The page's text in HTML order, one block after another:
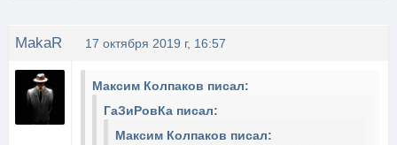
MakaR 17 октября 2019 г, 16:57
Максим Колпаков писал:
ГаЗиРовКа писал:
Максим Колпаков писал: